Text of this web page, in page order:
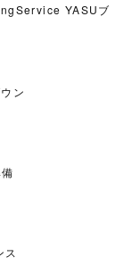
YASUブ
ン
ス